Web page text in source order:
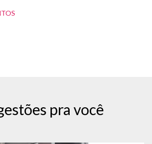
pra você